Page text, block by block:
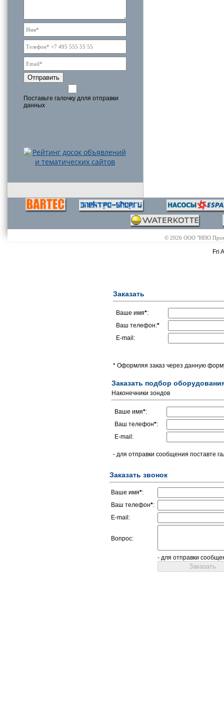
Отправить
Поставьте галочку длля отправки
данных
© 2026 ООО "НПО
Fri
Заказать
Ваше имя*:
Ваш телефон:*
E-mail:
* Оформляя заказ через данную
Заказать подбор
Наконечники зондов
Ваше имя*:
Ваш телефон*:
E-mail:
- для отправки сообщения поставте
Заказать звонок
Ваше имя*:
Ваш телефон*:
E-mail:
Вопрос:
- для отправки